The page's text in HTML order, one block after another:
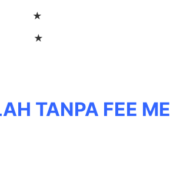
★
★
TANPA FEE